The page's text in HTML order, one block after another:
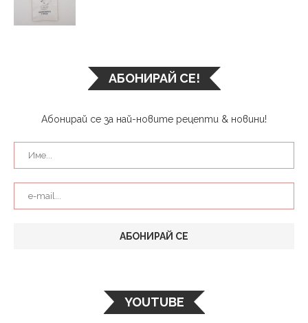
АБОНИРАЙ СЕ!
Абонирай се за най-новите рецепти & новини!
YOUTUBE